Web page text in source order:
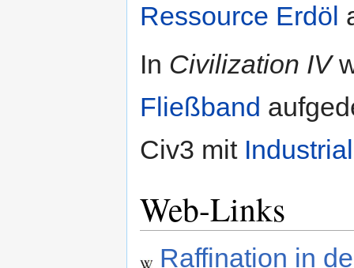
Ressource Erdöl
In Civilization IV
Fließband
Civ3 mit
Web-Links
Raffination in